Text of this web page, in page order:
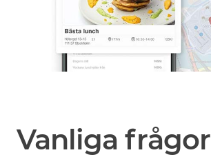
Vanliga frågor